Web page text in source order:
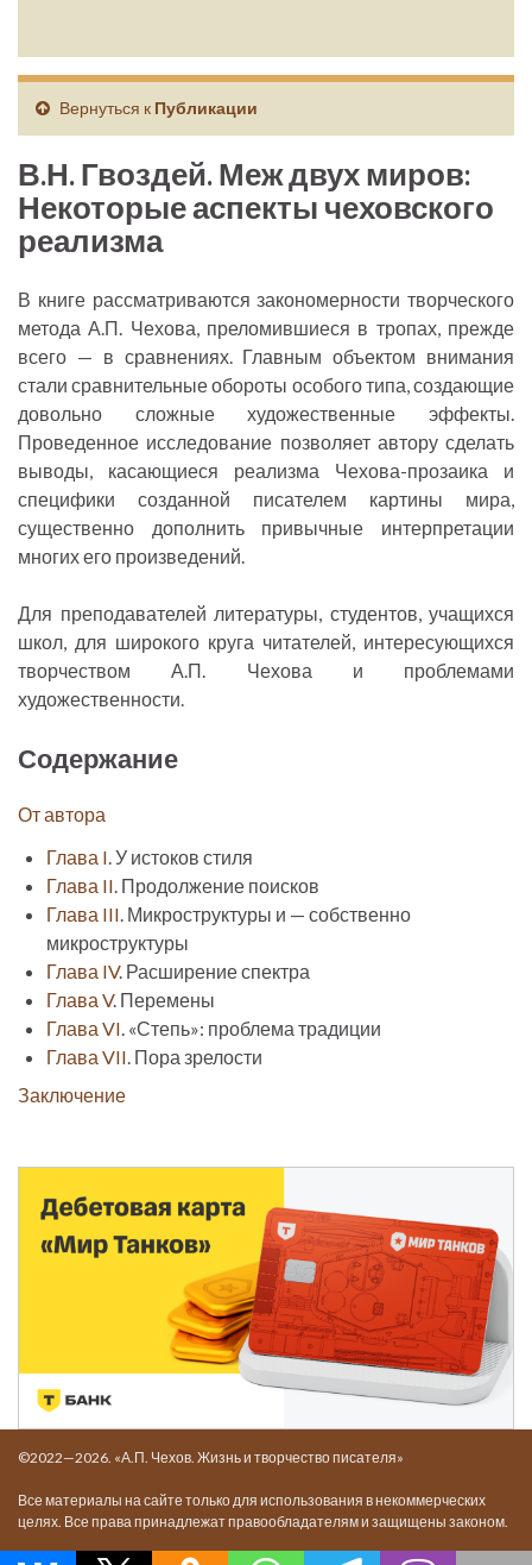
Вернуться к Публикации
В.Н. Гвоздей. Меж двух миров:
Некоторые аспекты чеховского
реализма
В книге рассматриваются закономерности творческого
метода А.П. Чехова, преломившиеся в тропах, прежде
всего — в сравнениях. Главным объектом внимания
стали сравнительные обороты особого типа, создающие
довольно сложные художественные эффекты.
Проведенное исследование позволяет автору сделать
выводы, касающиеся реализма Чехова-прозаика и
специфики созданной писателем картины мира,
существенно дополнить привычные интерпретации
многих его произведений.
Для преподавателей литературы, студентов, учащихся
школ, для широкого круга читателей, интересующихся
творчеством А.П. Чехова и проблемами
художественности.
Содержание
От автора
Глава I. У истоков стиля
Глава II. Продолжение поисков
Глава III. Микроструктуры и — собственно
микроструктуры
Глава IV. Расширение спектра
Глава V. Перемены
Глава VI. «Степь»: проблема традиции
Глава VII. Пора зрелости
Заключение
©2022—2026. «А.П. Чехов. Жизнь и творчество писателя»
Все материалы на сайте только для использования в некоммерческих
целях. Все права принадлежат правообладателям и защищены законом.